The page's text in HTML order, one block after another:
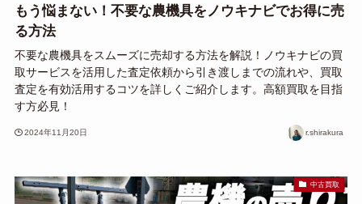
もう悩まない！不要な農機具をノウキナビでお得に売
る方法
不要な農機具をスムーズに売却する方法を解説！ノウキナビの買
取サービスを活用した査定依頼から引き渡しまでの流れや、買取
査定を有効活用するコツを詳しくご紹介します。高額買取を目指
す方必見！
2024年11月20日 r.shirakura
中古買取